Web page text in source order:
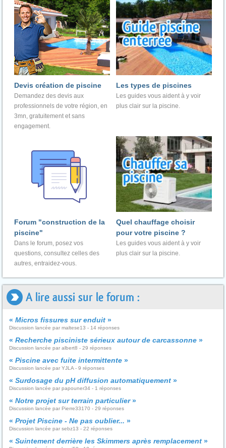
Devis création de piscine
Demandez des devis aux
professionnels de votre région, en
3mn, gratuitement et sans
engagement.
Les types de piscines
Les guides vous aident à y voir
plus clair sur la piscine.
Forum "construction de la
piscine"
Dans le forum, posez vos
questions, consultez celles des
autres, entraidez-vous.
Quel chauffage choisir
pour votre piscine ?
Les guides vous aident à y voir
plus clair sur la piscine.
A lire aussi sur le forum :
« Micros fissures sur enduit »
Discussion lancée par maltese13 - 14 réponses
« Recherche pisciniste sérieux autour de carcassonne »
Discussion lancée par albert8 - 29 réponses
« Piscine avec fuite intermittente »
Discussion lancée par YJLA - 9 réponses
« Surdosage du pH diffusion automatiquement »
Discussion lancée par papouner34 - 1 réponses
« Notre projet sur terrain particulier»
Discussion lancée par Pierre33170 - 29 réponses
« Projet Piscine - Ne pas oublier... »
Discussion lancée par sebz13 - 22 réponses
« Suintement derrière les Skimmers après remplacement »